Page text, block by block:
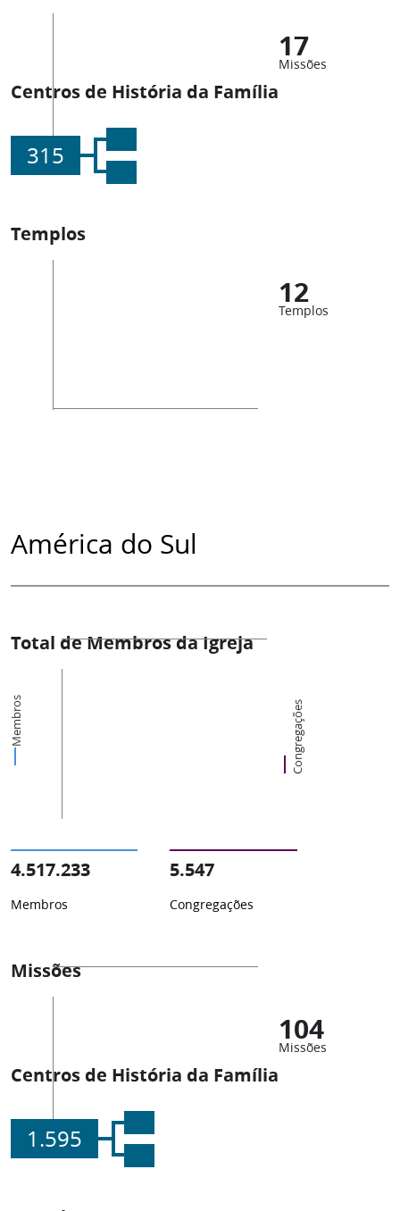
17
Missões
Centros de História da Família
315
Templos
12
Templos
América do Sul
Total de Membros da Igreja
Membros Congregações
4.517.233
Membros
5.547
Congregações
Missões
104
Missões
Centros de História da Família
1.595